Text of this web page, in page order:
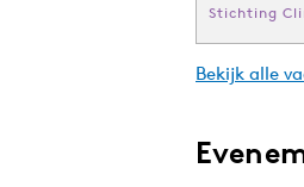
Stichting
Bekijk alle